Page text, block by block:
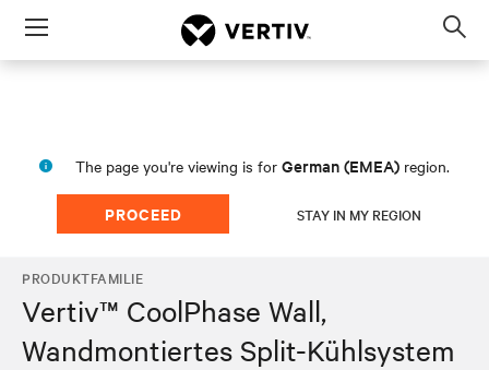
Menu
The page you're viewing is for German (EMEA) region.
PROCEED STAY IN MY REGION
PRODUKTFAMILIE
Vertiv™ CoolPhase Wall,
Wandmontiertes Split-Kühlsystem